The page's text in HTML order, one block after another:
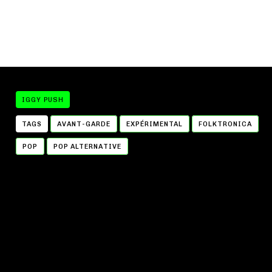
IGGY PUSH
TAGS AVANT-GARDE EXPÉRIMENTAL FOLKTRONICA
POP POP ALTERNATIVE